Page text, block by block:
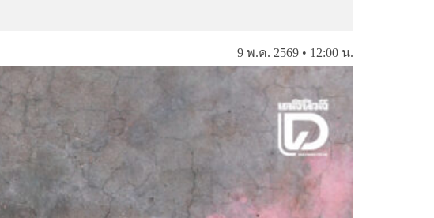
9 พ.ค. 2569 • 12:00 น.